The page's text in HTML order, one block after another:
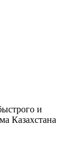
и
Казахстана